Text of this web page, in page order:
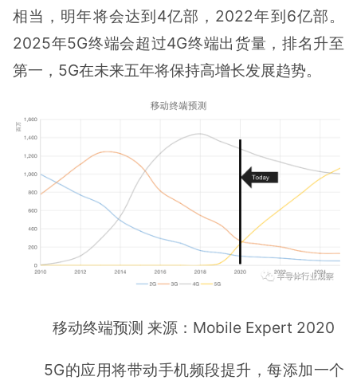
相当，明年将会达到4亿部，2022年到6亿部。
2025年5G终端会超过4G终端出货量，排名升至
第一，5G在未来五年将保持高增长发展趋势。
移动终端预测 来源：Mobile Expert 2020
5G的应用将带动手机频段提升，每添加一个